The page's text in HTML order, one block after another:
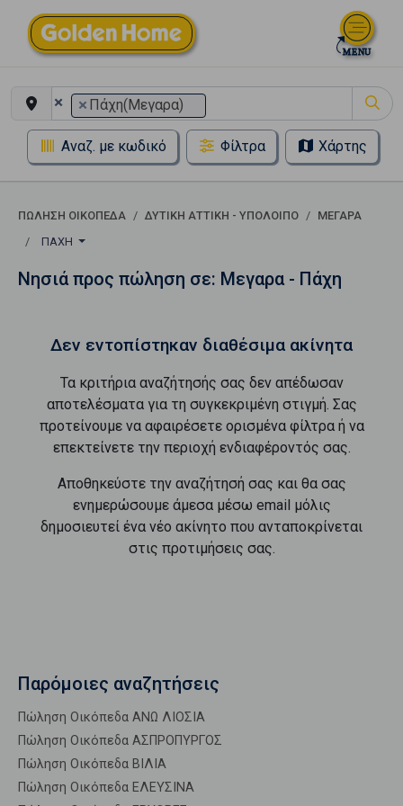
× × Πάχη(Μεγαρα)
Αναζ. με κωδικό Φίλτρα Χάρτης
ΠΏΛΗΣΗ ΟΙΚΌΠΕΔΑ ΔΥΤΙΚΗ ΑΤΤΙΚΗ - ΥΠΟΛΟΙΠΟ
ΜΕΓΑΡΑ
ΠΆΧΗ
Νησιά προς πώληση σε: Μεγαρα - Πάχη
Δεν εντοπίστηκαν διαθέσιμα ακίνητα
Τα κριτήρια αναζήτησής σας δεν απέδωσαν
αποτελέσματα για τη συγκεκριμένη στιγμή. Σας
προτείνουμε να αφαιρέσετε ορισμένα φίλτρα ή να
επεκτείνετε την περιοχή ενδιαφέροντός σας.
Αποθηκεύστε την αναζήτησή σας και θα σας
ενημερώσουμε άμεσα μέσω email μόλις
δημοσιευτεί ένα νέο ακίνητο που ανταποκρίνεται
στις προτιμήσεις σας.
Παρόμοιες αναζητήσεις
Πώληση Οικόπεδα ΑΝΩ ΛΙΟΣΙΑ
Πώληση Οικόπεδα ΑΣΠΡΟΠΥΡΓΟΣ
Πώληση Οικόπεδα ΒΙΛΙΑ
Πώληση Οικόπεδα ΕΛΕΥΣΙΝΑ